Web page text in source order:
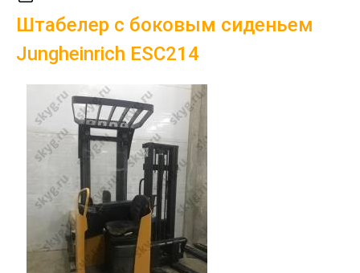
Штабелер с боковым сиденьем
Jungheinrich ESC214